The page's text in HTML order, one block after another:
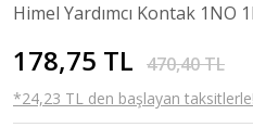
Himel Yardımcı Kontak 1NO
178,75 TL 470,40 TL
*24,23 TL den başlayan taksitlerle!